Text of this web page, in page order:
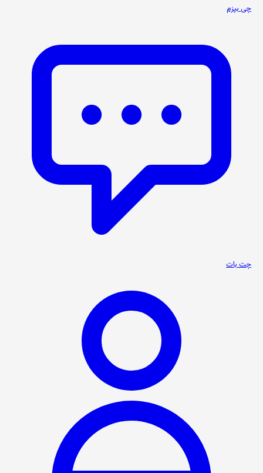
چی بپزم
چت بات